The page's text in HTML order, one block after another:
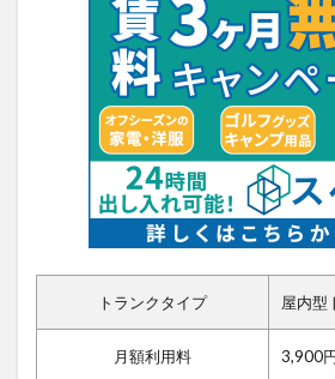
トランクタイプ 屋内型
月額利用料 3,900